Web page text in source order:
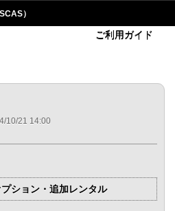
）
ご利用ガイド
10/21 14:00
ション・追加レンタル